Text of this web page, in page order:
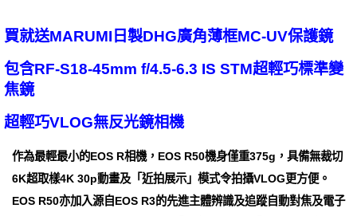
買就送MARUMI日製DHG廣角薄框MC-UV保護鏡
包含RF-S18-45mm f/4.5-6.3 IS STM超輕巧標準變
焦鏡
超輕巧VLOG無反光鏡相機
作為最輕最小的EOS R相機，EOS R50機身僅重375g，具備無裁切
6K超取樣4K 30p動畫及「近拍展示」模式令拍攝VLOG更方便。
EOS R50亦加入源自EOS R3的先進主體辨識及追蹤自動對焦及電子